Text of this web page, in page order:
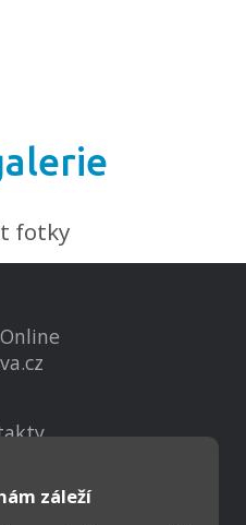
fotky
záleží
prohlídka